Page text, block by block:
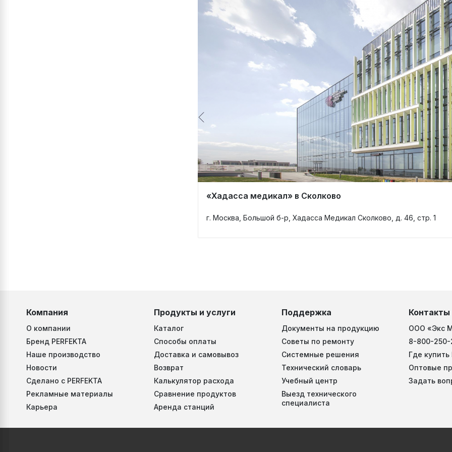
https://pub.fsa.gov.ru/rds/
«Хадасса медикал» в Сколково
г. Москва, Большой б-р, Хадасса Медикал Сколково, д. 46, стр. 1
Компания
О компании
Бренд PERFEKTA
Наше производство
Новости
Сделано с PERFEKTA
Рекламные материалы
Карьера
Продукты и услуги
Каталог
Способы оплаты
Доставка и самовывоз
Возврат
Калькулятор расхода
Сравнение продуктов
Аренда станций
Поддержка
Документы на продукцию
Советы по ремонту
Системные решения
Технический словарь
Учебный центр
Выезд технического
специалиста
Контакты
ООО «Экс
8-800-250-
Где купить
Оптовые
Задать